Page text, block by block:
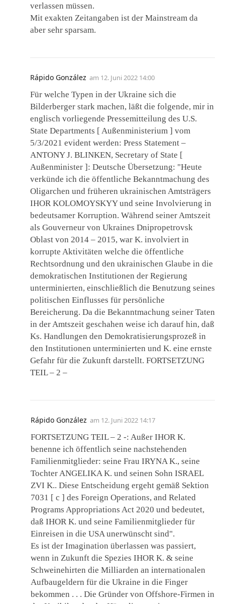
verlassen müssen.
Mit exakten Zeitangaben ist der Mainstream da
aber sehr sparsam.
Rápido González am 12. Juni 2022 14:00
Für welche Typen in der Ukraine sich die
Bilderberger stark machen, läßt die folgende, mir in
englisch vorliegende Pressemitteilung des U.S.
State Departments [ Außenministerium ] vom
5/3/2021 evident werden: Press Statement –
ANTONY J. BLINKEN, Secretary of State [
Außenminister ]: Deutsche Übersetzung: "Heute
verkünde ich die öffentliche Bekanntmachung des
Oligarchen und früheren ukrainischen Amtsträgers
IHOR KOLOMOYSKYY und seine Involvierung in
bedeutsamer Korruption. Während seiner Amtszeit
als Gouverneur von Ukraines Dnipropetrovsk
Oblast von 2014 – 2015, war K. involviert in
korrupte Aktivitäten welche die öffentliche
Rechtsordnung und den ukrainischen Glaube in die
demokratischen Institutionen der Regierung
unterminierten, einschließlich die Benutzung seines
politischen Einflusses für persönliche
Bereicherung. Da die Bekanntmachung seiner Taten
in der Amtszeit geschahen weise ich darauf hin, daß
Ks. Handlungen den Demokratisierungsprozeß in
den Institutionen unterminierten und K. eine ernste
Gefahr für die Zukunft darstellt. FORTSETZUNG
TEIL – 2 –
Rápido González am 12. Juni 2022 14:17
FORTSETZUNG TEIL – 2 -: Außer IHOR K.
benenne ich öffentlich seine nachstehenden
Familienmitglieder: seine Frau IRYNA K., seine
Tochter ANGELIKA K. und seinen Sohn ISRAEL
ZVI K.. Diese Entscheidung ergeht gemäß Sektion
7031 [ c ] des Foreign Operations, and Related
Programs Appropriations Act 2020 und bedeutet,
daß IHOR K. und seine Familienmitglieder für
Einreisen in die USA unerwünscht sind".
Es ist der Imagination überlassen was passiert,
wenn in Zukunft die Spezies IHOR K. & seine
Schweinehirten die Milliarden an internationalen
Aufbaugeldern für die Ukraine in die Finger
bekommen . . . Die Gründer von Offshore-Firmen in